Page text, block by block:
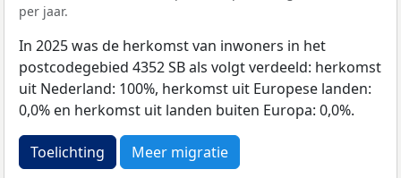
per jaar.
In 2025 was de herkomst van inwoners in het
postcodegebied 4352 SB als volgt verdeeld: herkomst
uit Nederland: 100%, herkomst uit Europese landen:
0,0% en herkomst uit landen buiten Europa: 0,0%.
Toelichting Meer migratie